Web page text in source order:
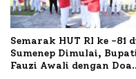
Semarak HUT RI ke -81
Sumenep Dimulai,
Fauzi Awali dengan Doa